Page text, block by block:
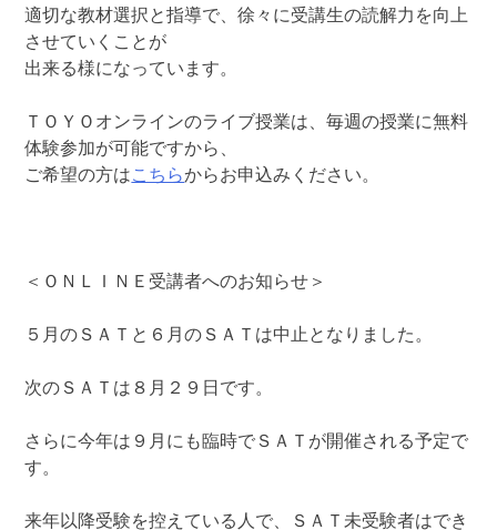
適切な教材選択と指導で、徐々に受講生の読解力を向上
させていくことが
出来る様になっています。
ＴＯＹＯオンラインのライブ授業は、毎週の授業に無料
体験参加が可能ですから、
ご希望の方はこちらからお申込みください。
＜ＯＮＬＩＮＥ受講者へのお知らせ＞
５月のＳＡＴと６月のＳＡＴは中止となりました。
次のＳＡＴは８月２９日です。
さらに今年は９月にも臨時でＳＡＴが開催される予定で
す。
来年以降受験を控えている人で、ＳＡＴ未受験者はでき